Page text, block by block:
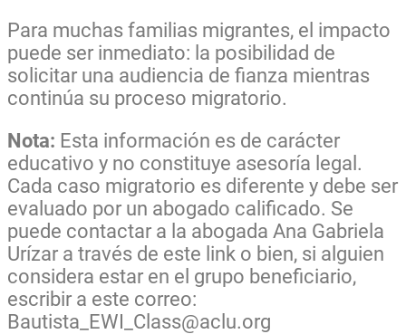
Para muchas familias migrantes, el impacto
puede ser inmediato: la posibilidad de
solicitar una audiencia de fianza mientras
continúa su proceso migratorio.
Nota: Esta información es de carácter
educativo y no constituye asesoría legal.
Cada caso migratorio es diferente y debe ser
evaluado por un abogado calificado. Se
puede contactar a la abogada Ana Gabriela
Urízar a través de este link o bien, si alguien
considera estar en el grupo beneficiario,
escribir a este correo:
Bautista_EWI_Class@aclu.org